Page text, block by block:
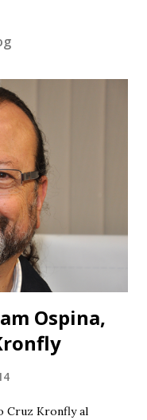
Ospina,
Cruz Kronfly al